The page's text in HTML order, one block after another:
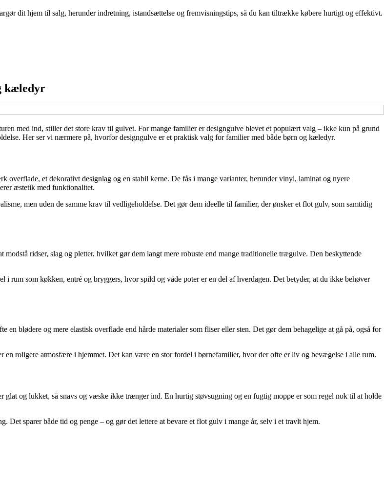
dit hjem til salg, herunder indretning, istandsættelse og fremvisningstips, så du kan tiltrække købere hurtigt og effektivt.
kæledyr
med ind, stiller det store krav til gulvet. For mange familier er designgulve blevet et populært valg – ikke kun på grund
Her ser vi nærmere på, hvorfor designgulve er et praktisk valg for familier med både børn og kæledyr.
overflade, et dekorativt designlag og en stabil kerne. De fås i mange varianter, herunder vinyl, laminat og nyere
æstetik med funktionalitet.
men uden de samme krav til vedligeholdelse. Det gør dem ideelle til familier, der ønsker et flot gulv, som samtidig
ridser, slag og pletter, hvilket gør dem langt mere robuste end mange traditionelle trægulve. Den beskyttende
rum som køkken, entré og bryggers, hvor spild og våde poter er en del af hverdagen. Det betyder, at du ikke behøver
blødere og mere elastisk overflade end hårde materialer som fliser eller sten. Det gør dem behagelige at gå på, også for
en roligere atmosfære i hjemmet. Det kan være en stor fordel i børnefamilier, hvor der ofte er liv og bevægelse i alle rum.
glat og lukket, så snavs og væske ikke trænger ind. En hurtig støvsugning og en fugtig moppe er som regel nok til at holde
sparer både tid og penge – og gør det lettere at bevare et flot gulv i mange år, selv i et travlt hjem.